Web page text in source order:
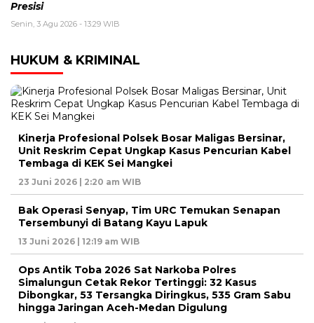
Presisi
Senin, 3 Agu 2026 - 13:29 WIB
HUKUM & KRIMINAL
Kinerja Profesional Polsek Bosar Maligas Bersinar,
Unit Reskrim Cepat Ungkap Kasus Pencurian Kabel
Tembaga di KEK Sei Mangkei
23 Juni 2026 | 2:20 am WIB
Bak Operasi Senyap, Tim URC Temukan Senapan
Tersembunyi di Batang Kayu Lapuk
13 Juni 2026 | 12:19 am WIB
Ops Antik Toba 2026 Sat Narkoba Polres
Simalungun Cetak Rekor Tertinggi: 32 Kasus
Dibongkar, 53 Tersangka Diringkus, 535 Gram Sabu
hingga Jaringan Aceh-Medan Digulung